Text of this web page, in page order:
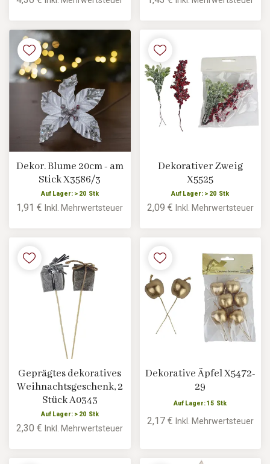
Dekor. Blume 20cm - am
Stick X3586/3
Auf Lager: > 20 Stk
1,91 €Inkl. Mehrwertsteuer
Dekorativer Zweig
X5525
Auf Lager: > 20 Stk
2,09 € Inkl. Mehrwertsteuer
Geprägtes dekoratives
Weihnachtsgeschenk, 2
Stück A0343
Auf Lager: > 20 Stk
2,30 €Inkl. Mehrwertsteuer
Dekorative Äpfel X5472-
29
Auf Lager: 15 Stk
2,17 € Inkl. Mehrwertsteuer